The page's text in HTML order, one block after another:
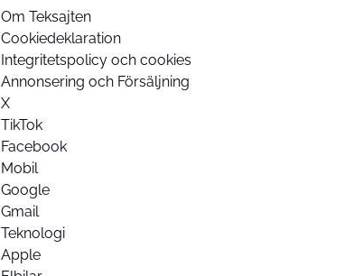
Om Teksajten
Cookiedeklaration
Integritetspolicy och cookies
Annonsering och Försäljning
X
TikTok
Facebook
Mobil
Google
Gmail
Teknologi
Apple